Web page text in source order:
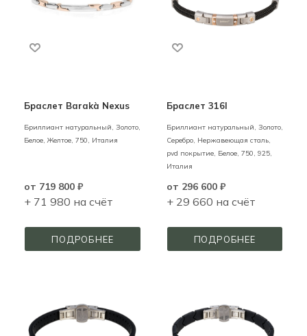
Браслет Barakà Nexus
Бриллиант натуральный, Золото,
Белое, Желтое, 750, Италия
от 719 800 ₽
+ 71 980 на счёт
ПОДРОБНЕЕ
Браслет 316l
Бриллиант натуральный, Золото,
Серебро, Нержавеющая сталь,
pvd покрытие, Белое, 750, 925,
Италия
от 296 600 ₽
+ 29 660 на счёт
ПОДРОБНЕЕ